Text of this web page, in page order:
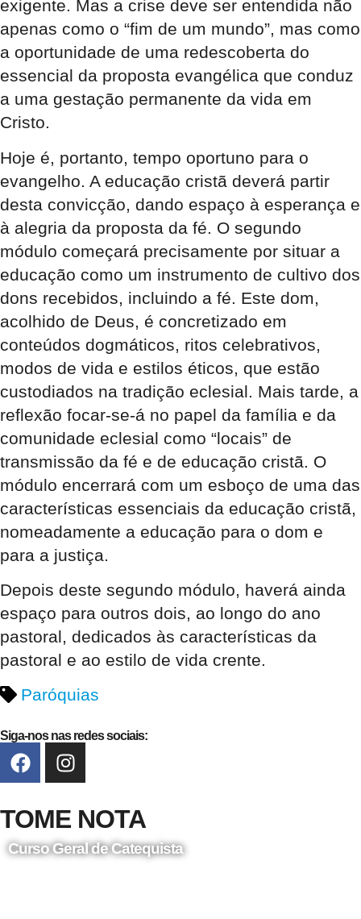
exigente. Mas a crise deve ser entendida não
apenas como o “fim de um mundo”, mas como
a oportunidade de uma redescoberta do
essencial da proposta evangélica que conduz
a uma gestação permanente da vida em
Cristo.
Hoje é, portanto, tempo oportuno para o
evangelho. A educação cristã deverá partir
desta convicção, dando espaço à esperança e
à alegria da proposta da fé. O segundo
módulo começará precisamente por situar a
educação como um instrumento de cultivo dos
dons recebidos, incluindo a fé. Este dom,
acolhido de Deus, é concretizado em
conteúdos dogmáticos, ritos celebrativos,
modos de vida e estilos éticos, que estão
custodiados na tradição eclesial. Mais tarde, a
reflexão focar-se-á no papel da família e da
comunidade eclesial como “locais” de
transmissão da fé e de educação cristã. O
módulo encerrará com um esboço de uma das
características essenciais da educação cristã,
nomeadamente a educação para o dom e
para a justiça.
Depois deste segundo módulo, haverá ainda
espaço para outros dois, ao longo do ano
pastoral, dedicados às características da
pastoral e ao estilo de vida crente.
Paróquias
Siga-nos nas redes sociais:
TOME NOTA
Curso Geral de Catequista